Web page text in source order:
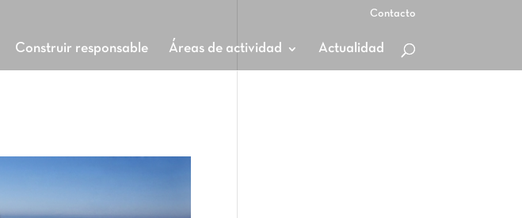
Contacto
Construir responsable Áreas de actividad Actualidad